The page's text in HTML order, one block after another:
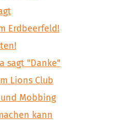
Erdbeerfeld!
sagt "Danke"
Lions Club
Mobbing
kann